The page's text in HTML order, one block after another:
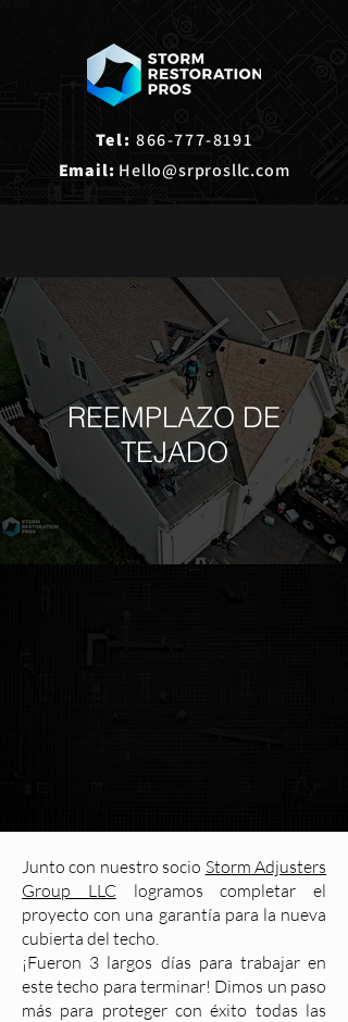
Tel: 866-777-8191
Email: Hello@srprosllc.com
REEMPLAZO DE
TEJADO
Junto con nuestro socio Storm Adjusters
Group LLClogramos completar el
proyecto con una garantía para la nueva
cubierta del techo.
¡Fueron 3 largos días para trabajar en
este techo para terminar! Dimos un paso
más para proteger con éxito todas las